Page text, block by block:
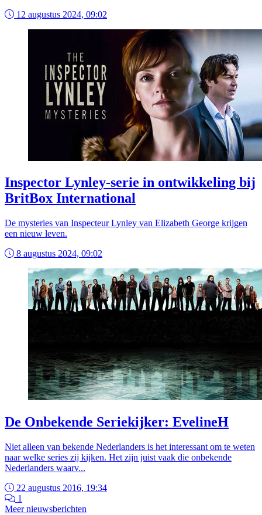
12 augustus 2024, 09:02
Inspector Lynley-serie in ontwikkeling bij
BritBox International
De mysteries van Inspecteur Lynley van Elizabeth George krijgen
een nieuw leven.
8 augustus 2024, 09:02
De Onbekende Seriekijker: EvelineH
Niet alleen van bekende Nederlanders is het interessant om te weten
naar welke series zij kijken. Het zijn juist vaak die onbekende
Nederlanders waarv...
22 augustus 2016, 19:34
1
Meer nieuwsberichten